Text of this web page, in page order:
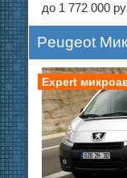
до 1 772 000
Peugeot
Expert